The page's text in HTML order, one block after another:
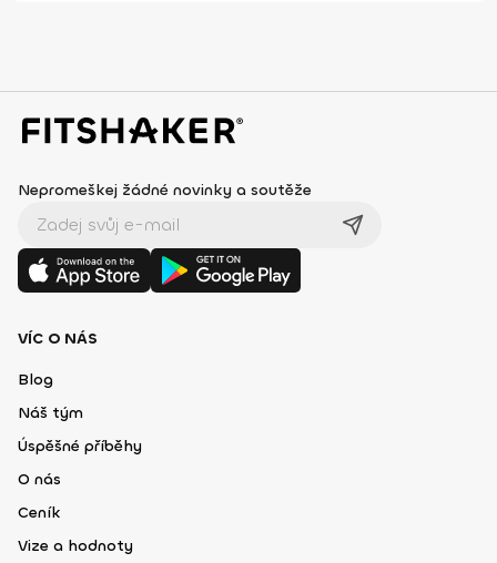
Nepromeškej žádné novinky a soutěže
VÍC O NÁS
Blog
Náš tým
Úspěšné příběhy
O nás
Ceník
Vize a hodnoty